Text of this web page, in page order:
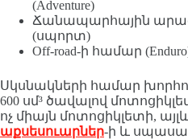
(Adventure)
Ճանապարհային
(սպորտ)
Off-road-ի համար
Սկսնակների համար
600 սմ³ ծավալով
ոչ միայն մոտոցիկլետի,
աքսեսուարներ-ի և